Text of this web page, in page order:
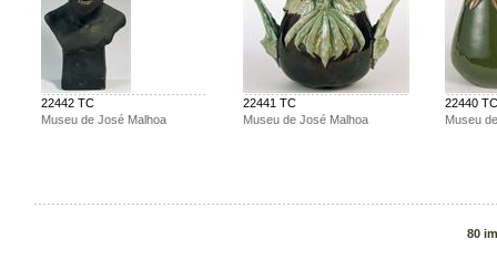
22442 TC
Museu de José Malhoa
22441 TC
Museu de José Malhoa
22440 TC
Museu
80